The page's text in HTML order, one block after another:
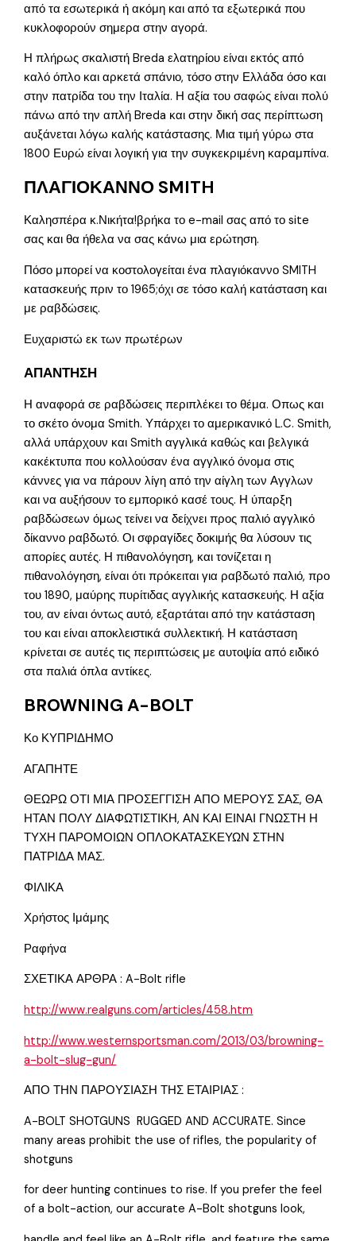
από τα εσωτερικά ή ακόμη και από τα εξωτερικά που
κυκλοφορούν σημερα στην αγορά.
Η πλήρως σκαλιστή Breda ελατηρίου είναι εκτός από
καλό όπλο και αρκετά σπάνιο, τόσο στην Ελλάδα όσο και
στην πατρίδα του την Ιταλία. Η αξία του σαφώς είναι πολύ
πάνω από την απλή Breda και στην δική σας περίπτωση
αυξάνεται λόγω καλής κατάστασης. Μια τιμή γύρω στα
1800 Ευρώ είναι λογική για την συγκεκριμένη καραμπίνα.
ΠΛΑΓΙΟΚΑΝΝΟ SMITH
Καλησπέρα κ.Νικήτα!βρήκα το e-mail σας από το site
σας και θα ήθελα να σας κάνω μια ερώτηση.
Πόσο μπορεί να κοστολογείται ένα πλαγιόκαννο SMITH
κατασκευής πριν το 1965;όχι σε τόσο καλή κατάσταση και
με ραβδώσεις.
Ευχαριστώ εκ των πρωτέρων
ΑΠΑΝΤΗΣΗ
Η αναφορά σε ραβδώσεις περιπλέκει το θέμα. Οπως και
το σκέτο όνομα Smith. Υπάρχει το αμερικανικό L.C. Smith,
αλλά υπάρχουν και Smith αγγλικά καθώς και βελγικά
κακέκτυπα που κολλούσαν ένα αγγλικό όνομα στις
κάννες για να πάρουν λίγη από την αίγλη των Αγγλων
και να αυξήσουν το εμπορικό κασέ τους. Η ύπαρξη
ραβδώσεων όμως τείνει να δείχνει προς παλιό αγγλικό
δίκαννο ραβδωτό. Οι σφραγίδες δοκιμής θα λύσουν τις
απορίες αυτές. Η πιθανολόγηση, και τονίζεται η
πιθανολόγηση, είναι ότι πρόκειται για ραβδωτό παλιό, προ
του 1890, μαύρης πυρίτιδας αγγλικής κατασκευής. Η αξία
του, αν είναι όντως αυτό, εξαρτάται από την κατάσταση
του και είναι αποκλειστικά συλλεκτική. Η κατάσταση
κρίνεται σε αυτές τις περιπτώσεις με αυτοψία από ειδικό
στα παλιά όπλα αντίκες.
BROWNING A-BOLT
Κο ΚΥΠΡΙΔΗΜΟ
ΑΓΑΠΗΤΕ
ΘΕΩΡΩ ΟΤΙ ΜΙΑ ΠΡΟΣΕΓΓΙΣΗ ΑΠΟ ΜΕΡΟΥΣ ΣΑΣ, ΘΑ
ΗΤΑΝ ΠΟΛΥ ΔΙΑΦΩΤΙΣΤΙΚΗ, ΑΝ ΚΑΙ ΕΙΝΑΙ ΓΝΩΣΤΗ Η
ΤΥΧΗ ΠΑΡΟΜΟΙΩΝ ΟΠΛΟΚΑΤΑΣΚΕΥΩΝ ΣΤΗΝ
ΠΑΤΡΙΔΑ ΜΑΣ.
ΦΙΛΙΚΑ
Χρήστος Ιμάμης
Ραφήνα
ΣΧΕΤΙΚΑ ΑΡΘΡΑ : A-Bolt rifle
http://www.realguns.com/articles/458.htm
http://www.westernsportsman.com/2013/03/browning-
a-bolt-slug-gun/
ΑΠΟ ΤΗΝ ΠΑΡΟΥΣΙΑΣΗ ΤΗΣ ΕΤΑΙΡΙΑΣ :
A-BOLT SHOTGUNS  RUGGED AND ACCURATE. Since
many areas prohibit the use of rifles, the popularity of
shotguns
for deer hunting continues to rise. If you prefer the feel
of a bolt-action, our accurate A-Bolt shotguns look,